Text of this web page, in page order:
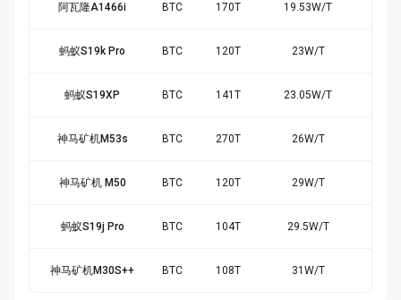
阿瓦隆A1466i BTC 170T 19.53W/T
蚂蚁S19k Pro BTC 120T 23W/T
蚂蚁S19XP BTC 141 T 23.05W/T
神马矿机M53s BTC 270T 26W/T
神马矿机 M50 BTC 120T 29W/T
蚂蚁S19j Pro BTC 104T 29.5W/T
神马矿机M30S++ BTC 108T 31 W/T